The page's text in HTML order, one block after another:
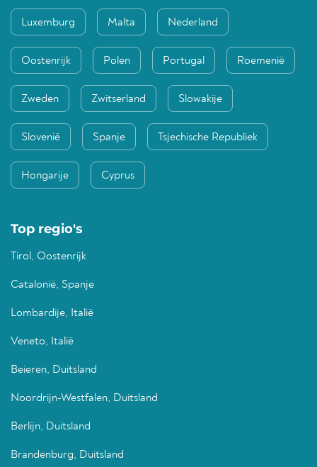
Luxemburg Malta Nederland
Oostenrijk Polen Portugal Roemenië
Zweden Zwitserland Slowakije
Slovenië Spanje Tsjechische Republiek
Hongarije Cyprus
Top regio's
Tirol, Oostenrijk
Catalonië, Spanje
Lombardije, Italië
Veneto, Italië
Beieren, Duitsland
Noordrijn-Westfalen, Duitsland
Berlijn, Duitsland
Brandenburg, Duitsland